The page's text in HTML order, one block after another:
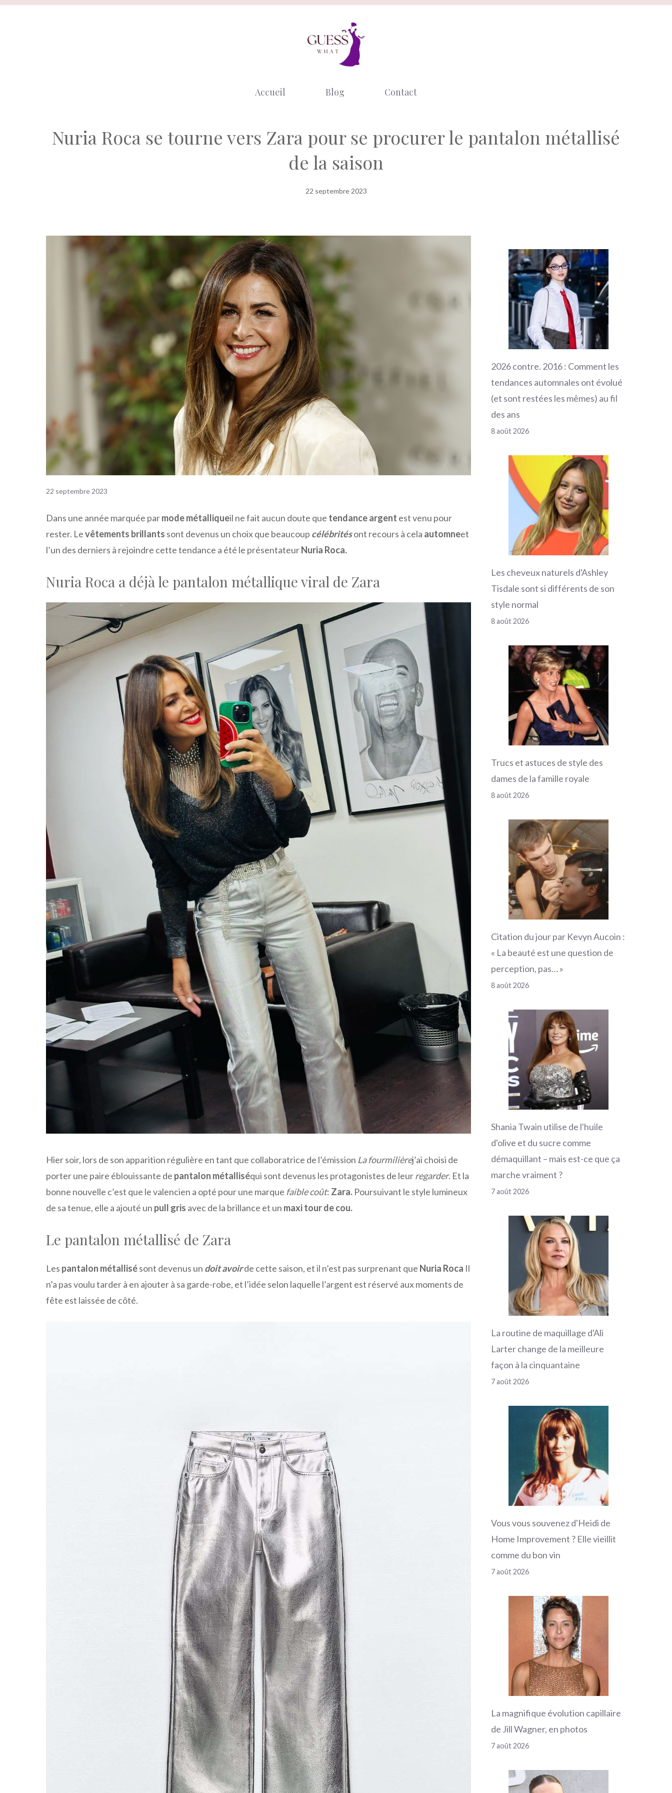
Aller
Accueil Blog Contact
Nuria Roca se tourne vers Zara pour se procurer le pantalon métallisé
de la saison
22 septembre 2023
22 septembre 2023
Dans une année marquée parmode métalliqueil ne fait aucun doute que tendance argent est venu pour
rester. Levêtements brillants sont devenus un choix que beaucoup célébritésont recours à cela automneet
l’un des derniers à rejoindre cette tendance a été le présentateurNuria Roca.
Nuria Roca a déjà le pantalon métallique viral de Zara
Hier soir, lors de son apparition régulière en tant que collaboratrice de l’émission La fourmilièrej’ai choisi de
porter une paire éblouissante de pantalon métalliséqui sont devenus les protagonistes de leurregarder. Et la
bonne nouvelle c’est que le valencien a opté pour une marque faible coût: Zara. Poursuivant le style lumineux
de sa tenue, elle a ajouté un pull gris avec de la brillance et un maxi tour de cou.
Le pantalon métallisé de Zara
Les pantalon métallisésont devenus un doit avoirde cette saison, et il n’est pas surprenant que Nuria Roca Il
n’a pas voulu tarder à en ajouter à sa garde-robe, et l’idée selon laquelle l’argent est réservé aux moments de
fête est laissée de côté.
2026 contre. 2016 : Comment les
tendances automnales ont évolué
(et sont restées les mêmes) au fil
des ans
8 août 2026
Les cheveux naturels d'Ashley
Tisdale sont si différents de son
style normal
8 août 2026
Trucs et astuces de style des
dames de la famille royale
8 août 2026
Citation du jour par Kevyn Aucoin :
« La beauté est une question de
perception, pas… »
8 août 2026
Shania Twain utilise de l'huile
d'olive et du sucre comme
démaquillant – mais est-ce que ça
marche vraiment ?
7 août 2026
La routine de maquillage d'Ali
Larter change de la meilleure
façon à la cinquantaine
7 août 2026
Vous vous souvenez d'Heidi de
Home Improvement ? Elle vieillit
comme du bon vin
7 août 2026
La magnifique évolution capillaire
de Jill Wagner, en photos
7 août 2026